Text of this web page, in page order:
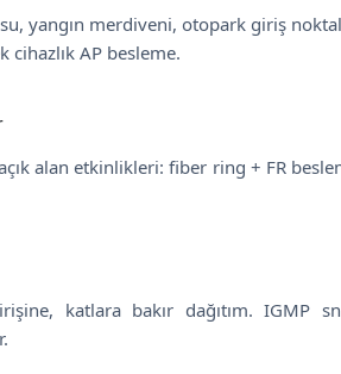
yangın merdiveni, otopark giriş
cihazlık AP besleme.
alan etkinlikleri: fiber ring + FR
katlara bakır dağıtım. IGMP